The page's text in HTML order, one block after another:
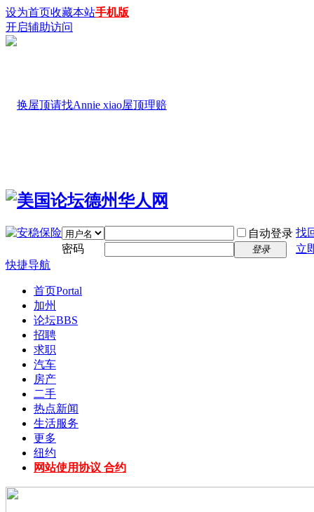
设为首页收藏本站手机版
开启辅助访问
自动登录 找
密码
登录
立
快捷导航
首页Portal
加州
论坛BBS
招聘
求职
汽车
房产
二手
热点新闻
生活服务
更多
纽约
网站使用协议 合约